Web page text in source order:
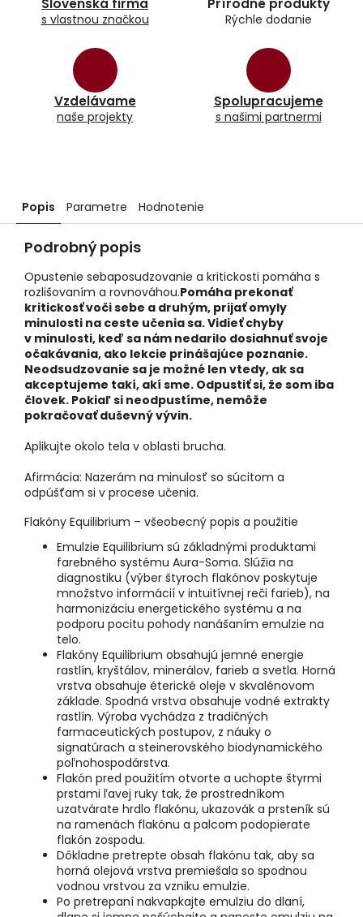
Slovenská firma
s vlastnou značkou
Prírodné produkty
Rýchle dodanie
Vzdelávame
naše projekty
Spolupracujeme
s našimi partnermi
Popis Parametre Hodnotenie
Podrobný popis
Opustenie sebaposudzovanie a kritickosti pomáha s
rozlišovaním a rovnováhou.Pomáha prekonať
kritickosť voči sebe a druhým, prijať omyly
minulosti na ceste učenia sa. Vidieť chyby
v minulosti, keď sa nám nedarilo dosiahnuť svoje
očakávania, ako lekcie prinášajúce poznanie.
Neodsudzovanie sa je možné len vtedy, ak sa
akceptujeme takí, akí sme. Odpustiť si, že som iba
človek. Pokiaľ si neodpustíme, nemôže
pokračovať duševný vývin.
Aplikujte okolo tela v oblasti brucha.
Afirmácia: Nazerám na minulosť so súcitom a
odpúšťam si v procese učenia.
Flakóny Equilibrium – všeobecný popis a použitie
Emulzie Equilibrium sú základnými produktami
farebného systému Aura-Soma. Slúžia na
diagnostiku (výber štyroch flakónov poskytuje
množstvo informácií v intuitívnej reči farieb), na
harmonizáciu energetického systému a na
podporu pocitu pohody nanášaním emulzie na
telo.
Flakóny Equilibrium obsahujú jemné energie
rastlín, kryštálov, minerálov, farieb a svetla. Horná
vrstva obsahuje éterické oleje v skvalénovom
základe. Spodná vrstva obsahuje vodné extrakty
rastlín. Výroba vychádza z tradičných
farmaceutických postupov, z náuky o
signatúrach a steinerovského biodynamického
poľnohospodárstva.
Flakón pred použitím otvorte a uchopte štyrmi
prstami ľavej ruky tak, že prostredníkom
uzatvárate hrdlo flakónu, ukazovák a prsteník sú
na ramenách flakónu a palcom podopierate
flakón zospodu.
Dôkladne pretrepte obsah flakónu tak, aby sa
horná olejová vrstva premiešala so spodnou
vodnou vrstvou za vzniku emulzie.
Po pretrepaní nakvapkajte emulziu do dlaní,